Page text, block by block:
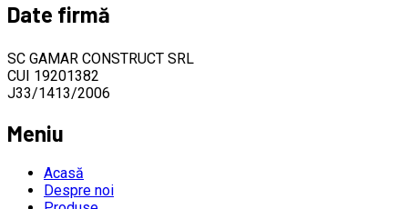
Date firmă
SC GAMAR CONSTRUCT SRL
CUI 19201382
J33/1413/2006
Meniu
Acasă
Despre noi